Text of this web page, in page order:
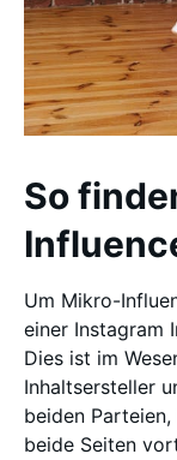
So
Um Mikro-
einer Instagram
Dies ist im
Inhaltsersteller
beiden
beide Seiten